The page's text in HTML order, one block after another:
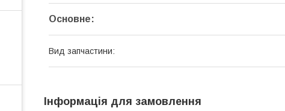
Основне:
Вид запчастини:
Інформація для замовлення